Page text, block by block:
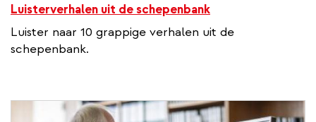
Luisterverhalen uit de schepenbank
Luister naar 10 grappige verhalen uit de
schepenbank.